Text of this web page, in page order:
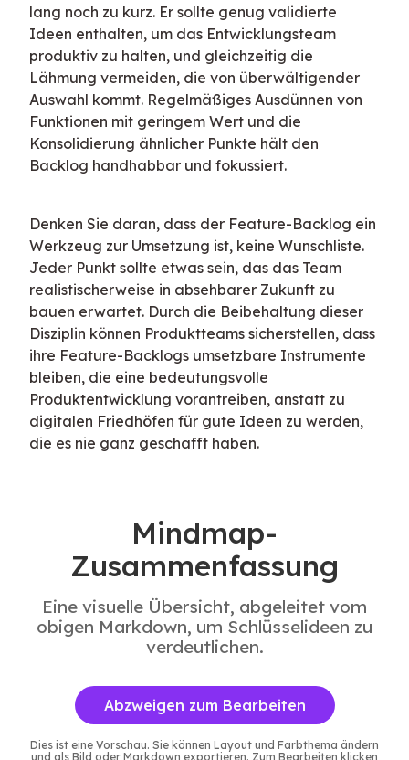
lang noch zu kurz. Er sollte genug validierte
Ideen enthalten, um das Entwicklungsteam
produktiv zu halten, und gleichzeitig die
Lähmung vermeiden, die von überwältigender
Auswahl kommt. Regelmäßiges Ausdünnen von
Funktionen mit geringem Wert und die
Konsolidierung ähnlicher Punkte hält den
Backlog handhabbar und fokussiert.
Denken Sie daran, dass der Feature-Backlog ein
Werkzeug zur Umsetzung ist, keine Wunschliste.
Jeder Punkt sollte etwas sein, das das Team
realistischerweise in absehbarer Zukunft zu
bauen erwartet. Durch die Beibehaltung dieser
Disziplin können Produktteams sicherstellen, dass
ihre Feature-Backlogs umsetzbare Instrumente
bleiben, die eine bedeutungsvolle
Produktentwicklung vorantreiben, anstatt zu
digitalen Friedhöfen für gute Ideen zu werden,
die es nie ganz geschafft haben.
Mindmap-
Zusammenfassung
Eine visuelle Übersicht, abgeleitet vom
obigen Markdown, um Schlüsselideen zu
verdeutlichen.
Abzweigen zum Bearbeiten
Dies ist eine Vorschau. Sie können Layout und Farbthema ändern
und als Bild oder Markdown exportieren. Zum Bearbeiten klicken